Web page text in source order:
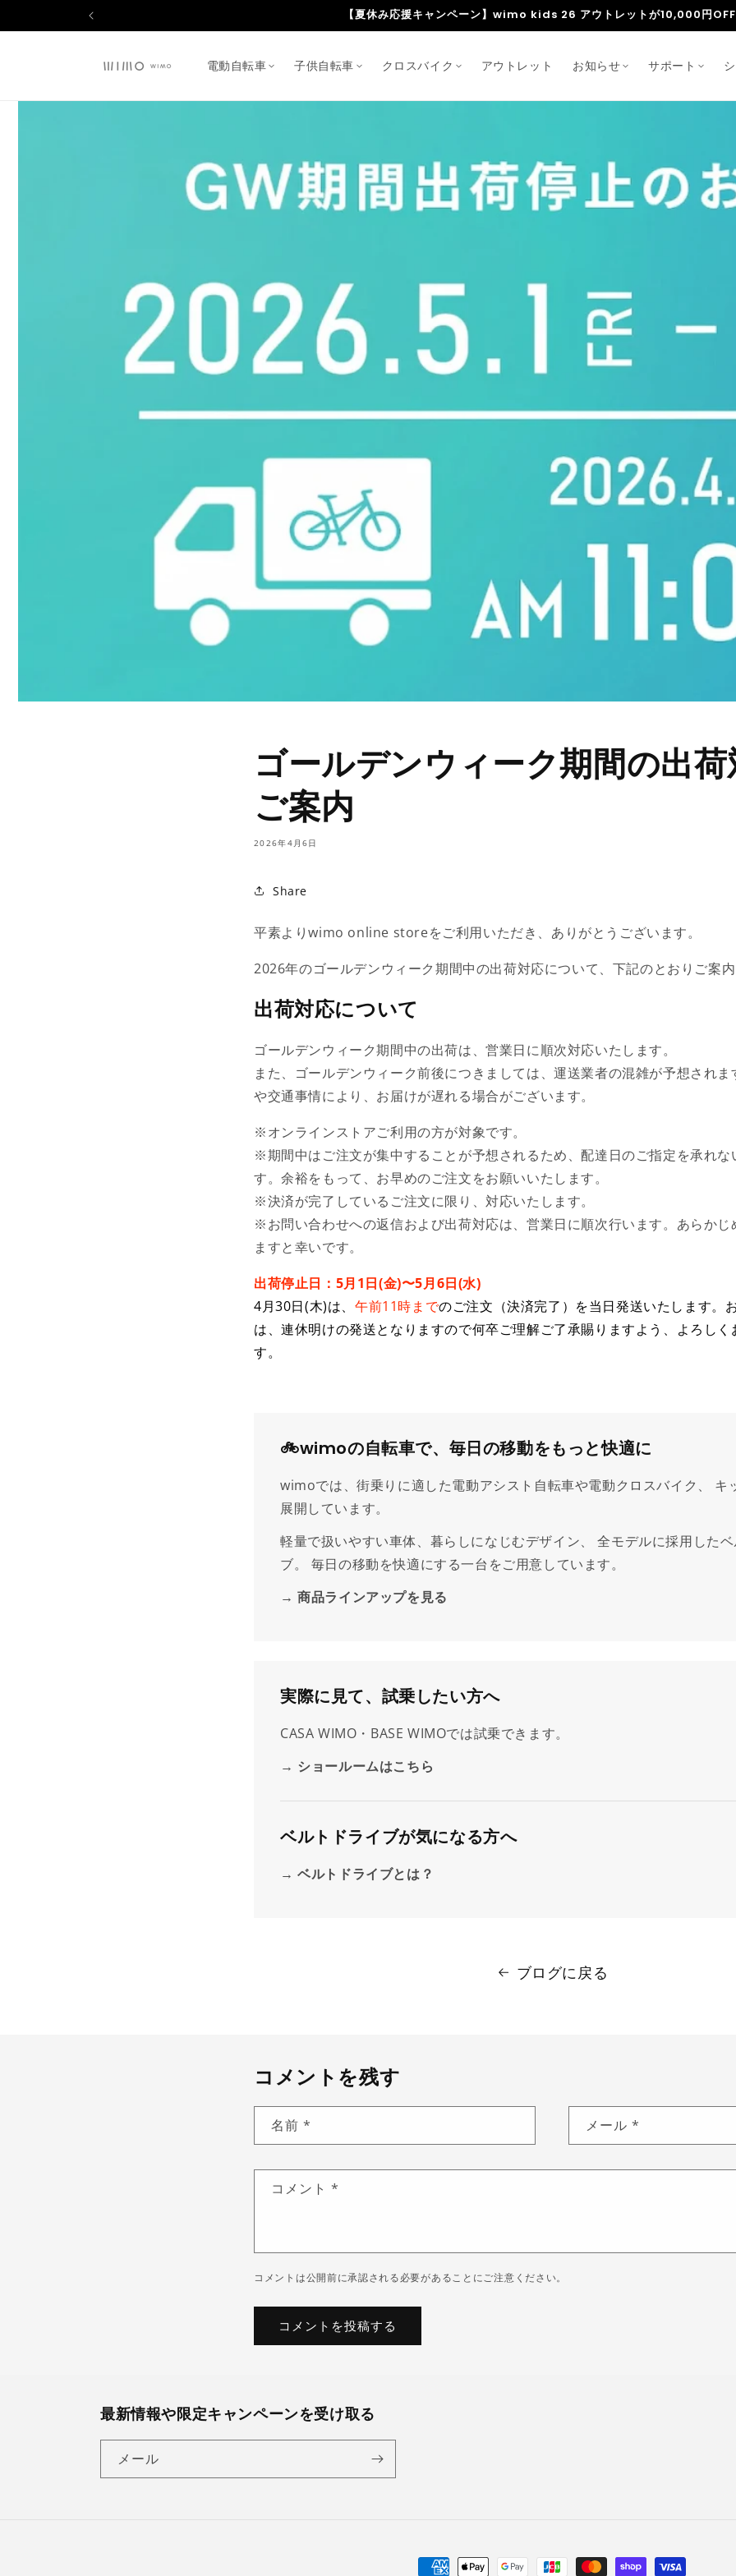
進む
人気爆発中｜超軽量で扱いやすい「wimo kids」
電動自転車 子供自転車 クロスバイク アウトレット お知らせ サポート
ゴールデンウィーク期間の出
ご案内
2026年4月6日
Share
平素よりwimo online storeをご利用いただき、ありがとうございます。
2026年のゴールデンウィーク期間中の出荷対応について、下記のとおりご案内
出荷対応について
ゴールデンウィーク期間中の出荷は、営業日に順次対応いたします。
また、ゴールデンウィーク前後につきましては、運送業者の混雑が予想されま
や交通事情により、お届けが遅れる場合がございます。
※オンラインストアご利用の方が対象です。
※期間中はご注文が集中することが予想されるため、配達日のご指定を承れな
す。余裕をもって、お早めのご注文をお願いいたします。
※決済が完了しているご注文に限り、対応いたします。
※お問い合わせへの返信および出荷対応は、営業日に順次行います。あらかじ
ますと幸いです。
出荷停止日：5月1日(金)〜5月6日(水)
4月30日(木)は、 午前11時までのご注文（決済完了）を当日発送いたします。
は、連休明けの発送となりますので何卒ご理解ご了承賜りますよう、よろしく
す。
🚲️wimoの自転車で、毎日の移動をもっと快適に
wimoでは、街乗りに適した電動アシスト自転車や電動クロスバイク、 キ
展開しています。
軽量で扱いやすい車体、暮らしになじむデザイン、 全モデルに採用したベ
ブ。 毎日の移動を快適にする一台をご用意しています。
商品ラインアップを見る
実際に見て、試乗したい方へ
CASA WIMO・BASE WIMOでは試乗できます。
ショールームはこちら
ベルトドライブが気になる方へ
ベルトドライブとは？
ブログに戻る
コメントを残す
名前 * メール *
コメント *
コメントは公開前に承認される必要があることにご注意ください。
最新情報や限定キャンペーンを受け取る
メール